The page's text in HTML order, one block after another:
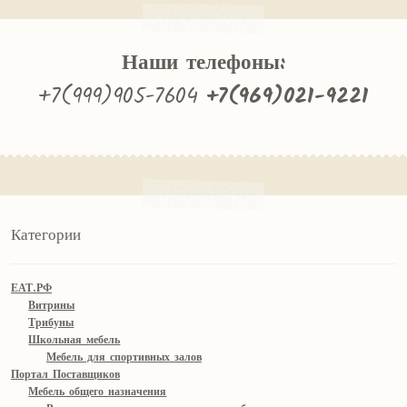
Наши телефоны:
+7(999)905-7604 +7(969)021-9221
Категории
ЕАТ.РФ
Витрины
Трибуны
Школьная мебель
Мебель для спортивных залов
Портал Поставщиков
Мебель общего назначения